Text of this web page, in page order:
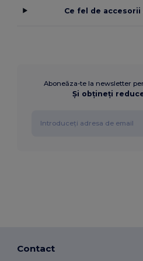
Ce fel de accesorii
Aboneăza-te la newsletter
Și obțineți
Contact